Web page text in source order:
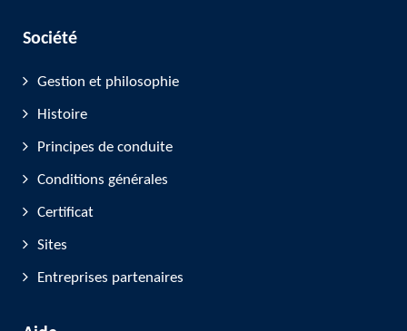
Société
Gestion et philosophie
Histoire
Principes de conduite
Conditions générales
Certificat
Sites
Entreprises partenaires